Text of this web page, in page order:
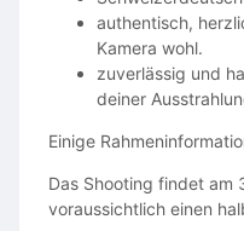
authentisch,
Kamera wohl.
zuverlässig und
deiner
Einige
Das Shooting findet
voraussichtlich einen